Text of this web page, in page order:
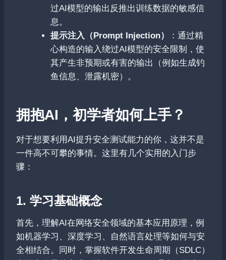
过AI模型的输出反推出训练数据的敏感信
息。
提示注入（Prompt Injection）
：通过精
心构造的输入绕过AI模型的安全限制，使
其产生非预期或有害的输出（例如生成钓
鱼信息、泄露机密）。
拥抱AI，初学者如何上手？
对于想要利用AI提升安全测试能力的你，这并不是
一件高不可攀的事情。这里有几个实用的入门步
骤：
1. 学习基础概念
首先，理解AI在网络安全领域的基本应用原理，例
如机器学习、深度学习、自然语言处理等如何与安
全相结合。同时，掌握软件开发生命周期（SDLC）